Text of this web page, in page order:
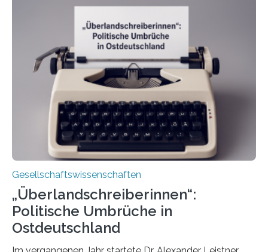
einer gesellschaftlichen Spaltung des Landes, und
2025 sorgt der Fall Brosius-Gersdorf für
Schlagzeilen.Das Sozialwissenschaftliche Institut der
EKD hat untersucht, wie Menschen in Deutschland
wirklich über Schwangerschaftsabbrüche denken und
wie sich ihre Haltung je nach Konfession, Region und
Bildung unterscheidet. Darüber sprechen Veronika
Eufinger und Dr. Kristin Torka…
Gesellschaftswissenschaften
„Überlandschreiberinnen“:
Politische Umbrüche in
Ostdeutschland